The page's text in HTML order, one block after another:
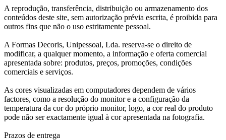
A reprodução, transferência, distribuição ou armazenamento dos
conteúdos deste site, sem autorização prévia escrita, é proibida para
outros fins que não o uso estritamente pessoal.
A Formas Decoris, Unipessoal, Lda. reserva-se o direito de
modificar, a qualquer momento, a informação e oferta comercial
apresentada sobre: produtos, preços, promoções, condições
comerciais e serviços.
As cores visualizadas em computadores dependem de vários
factores, como a resolução do monitor e a configuração da
temperatura da cor do próprio monitor, logo, a cor real do produto
pode não ser exactamente igual à cor apresentada na fotografia.
Prazos de entrega